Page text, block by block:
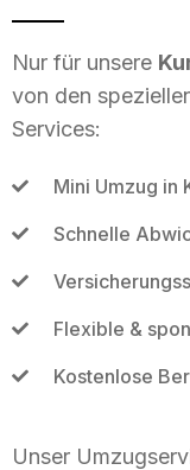
Nur für unsere
von den
Services:
Mini Umzug in
Schnelle
Flexible &
Kostenlose
Unser